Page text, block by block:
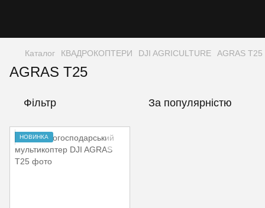
Каталог КВАДРОКОПТЕРИ DJI AGRICULTURE AGRAS T25
AGRAS T25
Фільтр За популярністю
НОВИНКА